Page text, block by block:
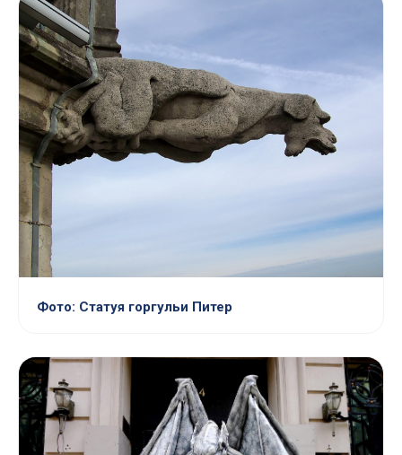
Фото: Статуя горгульи Питер